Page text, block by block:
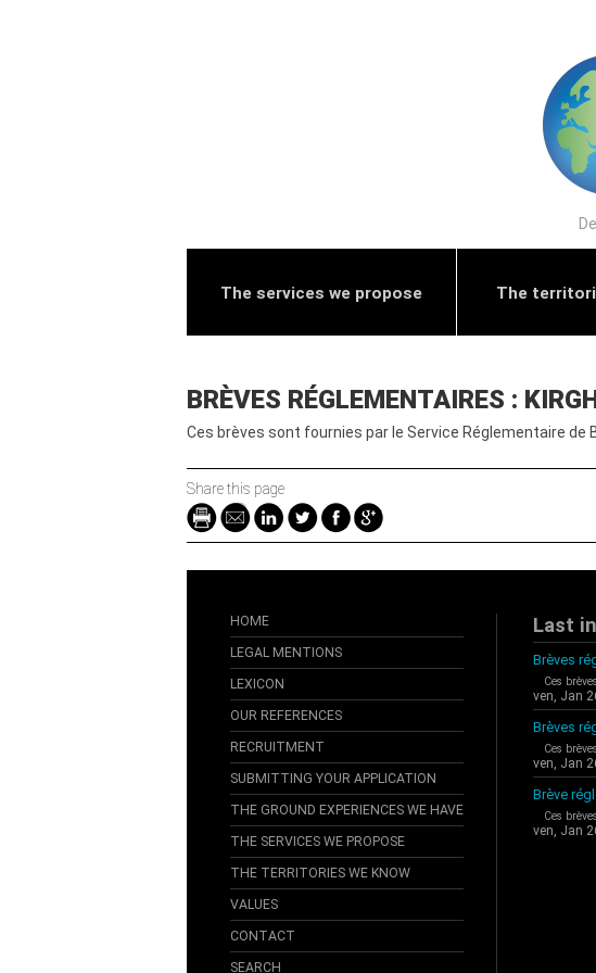
The services we propose The
BRÈVES RÉGLEMENTAIRES :
Ces brèves sont fournies par le Service Réglementaire
Share this page
HOME
LEGAL MENTIONS
LEXICON
OUR REFERENCES
RECRUITMENT
SUBMITTING YOUR APPLICATION
THE GROUND EXPERIENCES WE HAVE
THE SERVICES WE PROPOSE
THE TERRITORIES WE KNOW
VALUES
CONTACT
SEARCH
Last
Brèves
Ces
ven, Jan
Brèves
Ces
ven, Jan
Brève
Ces
ven, Jan